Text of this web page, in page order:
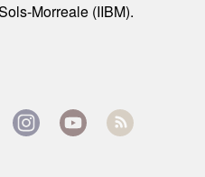
Morreale (IIBM).